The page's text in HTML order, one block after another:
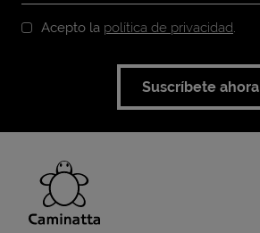
Acepto la política de privacidad.
Suscríbete ahora